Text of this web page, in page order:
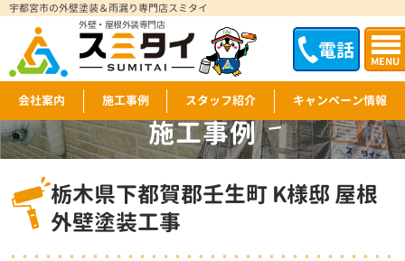
電話 MENU
宇都宮市の外壁塗装＆雨漏り専門店スミタイ
外壁・屋根外装専門店
会社案内 施工事例 スタッフ紹介 キャンペーン情報
施工事例
WORKS
栃木県下都賀郡壬生町 K様邸 屋根
外壁塗装工事